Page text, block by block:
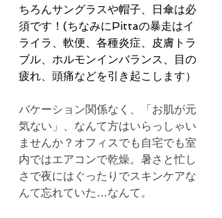
ちろんサングラスや帽子、日傘は必
須です！(ちなみにPittaの暴走はイ
ライラ、軟便、各種炎症、皮膚トラ
ブル、ホルモンインバランス、目の
疲れ、頭痛などを引き起こします）
バケーション関係なく、「お肌が元
気ない」、なんて方はいらっしゃい
ませんか？オフィスでも自宅でも室
内ではエアコンで乾燥。暑さと忙し
さで夜にはぐったりでスキンケアな
んて忘れていた…なんて。